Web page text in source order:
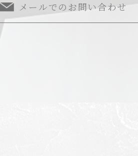
メールでのお問い合わせ